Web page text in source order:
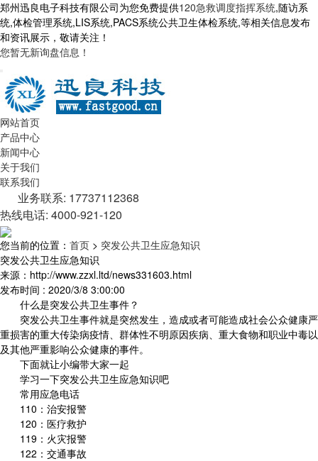
郑州迅良电子科技有限公司为您免费提供120急救调度指挥系统,随访系
统,体检管理系统,LIS系统,PACS系统公共卫生体检系统,等相关信息发布
和资讯展示，敬请关注！
您暂无新询盘信息！
网站首页
产品中心
新闻中心
关于我们
联系我们
业务联系: 17737112368
热线电话: 4000-921-120
您当前的位置： 首页 > 突发公共卫生应急知识
突发公共卫生应急知识
来源：http://www.zzxl.ltd/news331603.html
发布时间 : 2020/3/8 3:00:00
什么是突发公共卫生事件？
突发公共卫生事件就是突然发生，造成或者可能造成社会公众健康严
重损害的重大传染病疫情、群体性不明原因疾病、重大食物和职业中毒以
及其他严重影响公众健康的事件。
下面就让小编带大家一起
学习一下突发公共卫生应急知识吧
常用应急电话
110：治安报警
120：医疗救护
119：火灾报警
122：交通事故